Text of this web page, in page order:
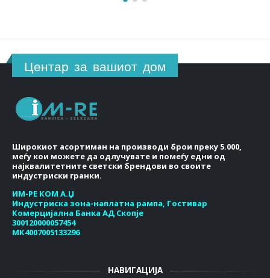
Центар за вашиот дом
Широкиот асортиман на производи брои преку 5.000,
меѓу кои можете да одлучувате и помеѓу едни од
најквалитетните светски брендови во своите
индустриски гранки.
ИМ-РЕ КОМ А.Џ
Индустриска зона-наплатна рампа, Гостивар
Комерцијална Банка АД Скопје
300120000057454
МК4007005133296
НАВИГАЦИЈА